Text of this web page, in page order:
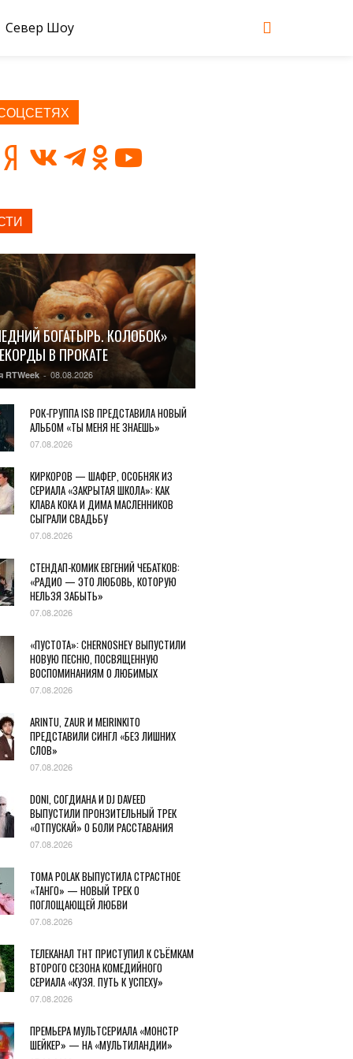
Север Шоу
БОГАТЫРЬ. КОЛОБОК»
В ПРОКАТЕ
RTWeek - 08.08.2026
РОК-ГРУППА ISB ПРЕДСТАВИЛА НОВЫЙ
АЛЬБОМ «ТЫ МЕНЯ НЕ ЗНАЕШЬ»
07.08.2026
КИРКОРОВ — ШАФЕР, ОСОБНЯК ИЗ
СЕРИАЛА «ЗАКРЫТАЯ ШКОЛА»: КАК
КЛАВА КОКА И ДИМА МАСЛЕННИКОВ
СЫГРАЛИ СВАДЬБУ
07.08.2026
СТЕНДАП-КОМИК ЕВГЕНИЙ ЧЕБАТКОВ:
«РАДИО — ЭТО ЛЮБОВЬ, КОТОРУЮ
НЕЛЬЗЯ ЗАБЫТЬ»
07.08.2026
«ПУСТОТА»: CHERNOSHEY ВЫПУСТИЛИ
НОВУЮ ПЕСНЮ, ПОСВЯЩЕННУЮ
ВОСПОМИНАНИЯМ О ЛЮБИМЫХ
07.08.2026
ARINTU, ZAUR И MEIRINKITO
ПРЕДСТАВИЛИ СИНГЛ «БЕЗ ЛИШНИХ
СЛОВ»
07.08.2026
DONI, СОГДИАНА И DJ DAVEED
ВЫПУСТИЛИ ПРОНЗИТЕЛЬНЫЙ ТРЕК
«ОТПУСКАЙ» О БОЛИ РАССТАВАНИЯ
07.08.2026
TOMA POLAK ВЫПУСТИЛА СТРАСТНОЕ
«ТАНГО» — НОВЫЙ ТРЕК О
ПОГЛОЩАЮЩЕЙ ЛЮБВИ
07.08.2026
ТЕЛЕКАНАЛ ТНТ ПРИСТУПИЛ К СЪЁМКАМ
ВТОРОГО СЕЗОНА КОМЕДИЙНОГО
СЕРИАЛА «КУЗЯ. ПУТЬ К УСПЕХУ»
07.08.2026
ПРЕМЬЕРА МУЛЬТСЕРИАЛА «МОНСТР
ШЕЙКЕР» — НА «МУЛЬТИЛАНДИИ»